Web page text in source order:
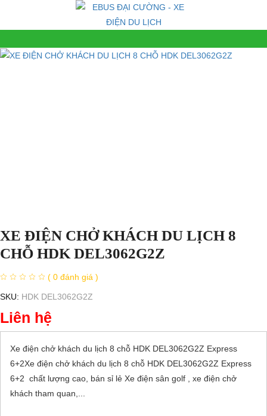
XE ĐIỆN CHỞ KHÁCH DU LỊCH 8
CHỖ HDK DEL3062G2Z
( 0 đánh giá )
SKU: HDK DEL3062G2Z
Liên hệ
Xe điện chở khách du lịch 8 chỗ HDK DEL3062G2Z Express
6+2Xe điện chở khách du lịch 8 chỗ HDK DEL3062G2Z Express
6+2 chất lượng cao, bán sỉ lẻ Xe điện sân golf , xe điện chở
khách tham quan,...